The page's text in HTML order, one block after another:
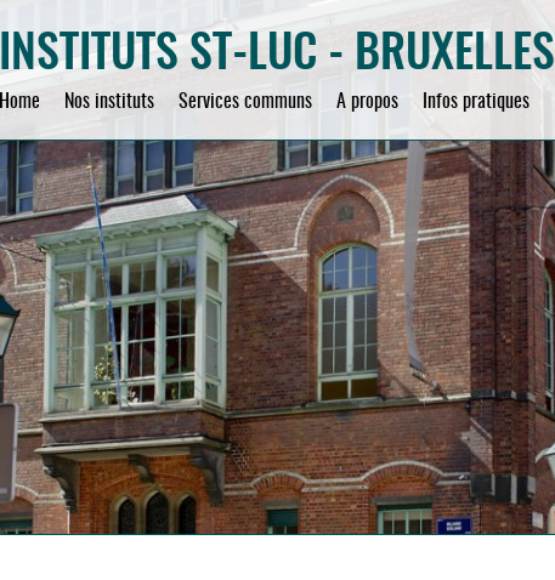
INSTITUTS ST-LUC - BRUXELLES
Home Nos instituts Services communs A propos Infos pratiques